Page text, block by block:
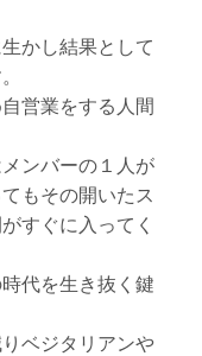
かし結果として
営業をする人間
ンバーの１人が
もその開いたス
すぐに入ってく
代を生き抜く鍵
ベジタリアンや